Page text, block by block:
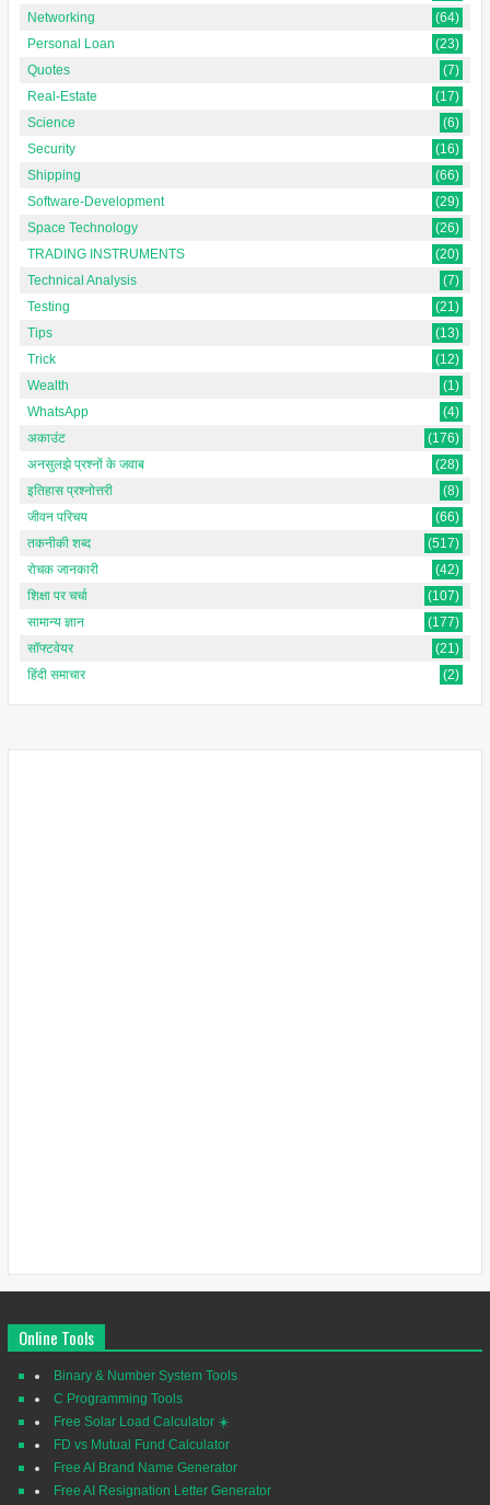
Networking
(64)
Personal Loan
(23)
Quotes
(7)
Real-Estate
(17)
Science
(6)
Security
(16)
Shipping
(66)
Software-Development
(29)
Space Technology
(26)
TRADING INSTRUMENTS
(20)
Technical Analysis
(7)
Testing
(21)
Tips
(13)
Trick
(12)
Wealth
(1)
WhatsApp
(4)
अकाउंट
(176)
अनसुलझे प्रश्नों के जवाब
(28)
इतिहास प्रश्नोत्तरी
(8)
जीवन परिचय
(66)
तकनीकी शब्द
(517)
रोचक जानकारी
(42)
शिक्षा पर चर्चा
(107)
सामान्य ज्ञान
(177)
सॉफ्टवेयर
(21)
हिंदी समाचार
(2)
Online Tools
Binary & Number System Tools
C Programming Tools
Free Solar Load Calculator ☀️
FD vs Mutual Fund Calculator
Free AI Brand Name Generator
Free AI Resignation Letter Generator